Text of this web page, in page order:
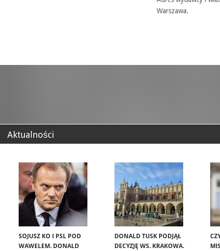
Warszawa.
Aktualności
SOJUSZ KO I PSL POD
WAWELEM. DONALD
DONALD TUSK PODJĄŁ
DECYZJĘ WS. KRAKOWA.